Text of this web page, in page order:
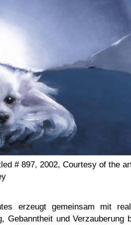
# 897, 2002, Courtesy of the
erzeugt gemeinsam mit
Gebanntheit und Verzauberung